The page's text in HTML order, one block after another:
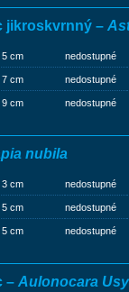
jikroskvrnný –
5 cm nedostupné
7 cm nedostupné
9 cm nedostupné
nubila
3 cm nedostupné
5 cm nedostupné
5 cm nedostupné
– Aulonocara